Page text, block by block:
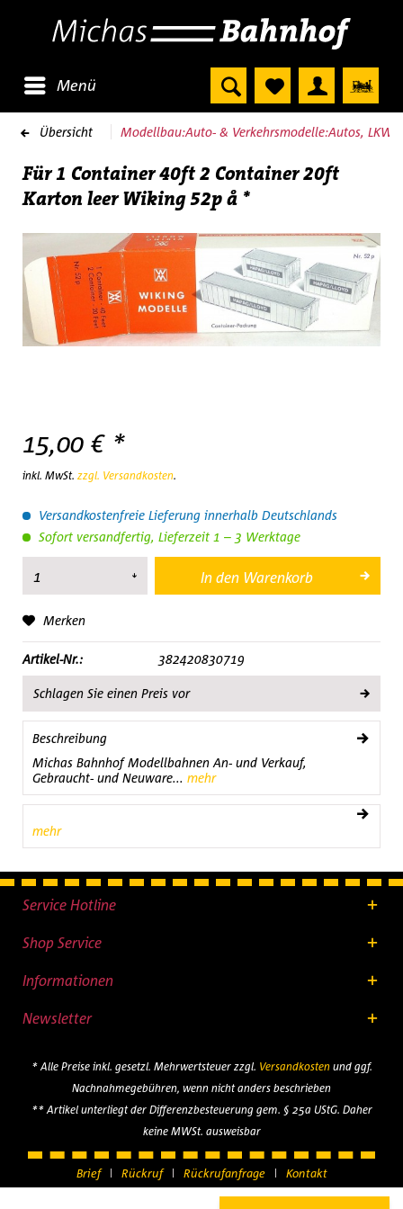
Menü
Übersicht Modellbau:Auto- & Verkehrsmodelle:Autos, LKW
Für 1 Container 40ft 2 Container 20ft
Karton leer Wiking 52p å *
15,00 € *
inkl. MwSt. zzgl. Versandkosten.
Versandkostenfreie Lieferung innerhalb Deutschlands
Sofort versandfertig, Lieferzeit 1 – 3 Werktage
In den Warenkorb
Merken
Artikel-Nr.: 382420830719
Schlagen Sie einen Preis vor
Beschreibung
Michas Bahnhof Modellbahnen An- und Verkauf,
Gebraucht- und Neuware... mehr
mehr
Service Hotline
Shop Service
Informationen
Newsletter
* Alle Preise inkl. gesetzl. Mehrwertsteuer zzgl. Versandkostenund ggf.
Nachnahmegebühren, wenn nicht anders beschrieben
** Artikel unterliegt der Differenzbesteuerung gem. § 25a UStG. Daher
keine MWSt. ausweisbar
Brief Rückruf Rückrufanfrage Kontakt